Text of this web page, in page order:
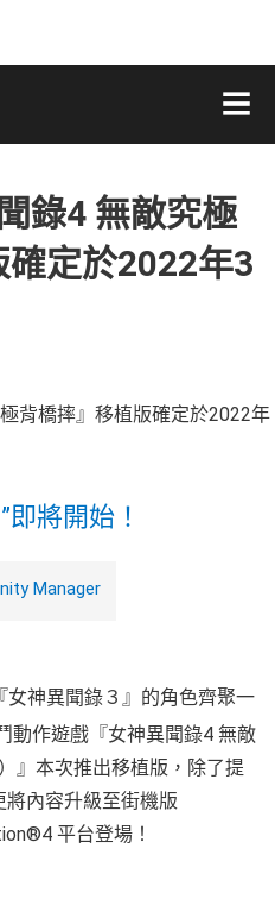
錄4 無敵究極
定於2022年3
即將開始！
Manager
女神異聞錄３』的角色齊聚一
動作遊戲『女神異聞錄4 無敵
』本次推出移植版，除了提
內容升級至街機版
平台登場！